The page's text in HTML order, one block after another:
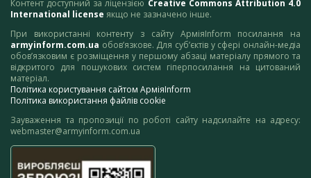
Контент доступний за ліцензією Creative Commons Attribution 4.0
International license якщо не зазначено інше.
При використанні контенту з сайту АрміяInform посилання на
armyinform.com.ua обов’язкове. Для суб’єктів у сфері онлайн-медіа
обов’язковим є розміщення у першому абзаці матеріалу прямого та
відкритого для пошукових систем гіперпосилання на цитований
матеріал.
Політика користування сайтом АрміяInform
Політика використання файлів cookie
Зауваження та пропозиції по роботі сайту надсилайте на адресу:
webmaster@armyinform.com.ua